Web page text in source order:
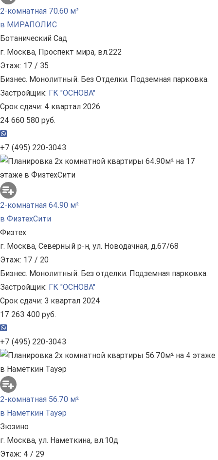
2-комнатная 70.60 м²
в МИРАПОЛИС
Ботанический Сад
г. Москва, Проспект мира, вл.222
Этаж: 17 / 35
Бизнес. Монолитный. Без Отделки. Подземная парковка.
Застройщик: ГК "ОСНОВА"
Срок сдачи: 4 квартал 2026
24 660 580 руб.
+7 (495) 220-3043
2-комнатная 64.90 м²
в ФизтехСити
Физтех
г. Москва, Северный р-н, ул. Новодачная, д.67/68
Этаж: 17 / 20
Бизнес. Монолитный. Без отделки. Подземная парковка.
Застройщик: ГК "ОСНОВА"
Срок сдачи: 3 квартал 2024
17 263 400 руб.
+7 (495) 220-3043
2-комнатная 56.70 м²
в Наметкин Тауэр
Зюзино
г. Москва, ул. Наметкина, вл.10д
Этаж: 4 / 29